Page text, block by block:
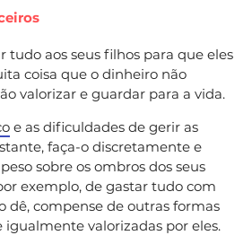
tudo aos seus filhos para que eles
coisa que o dinheiro não
valorizar e guardar para a vida.
e as dificuldades de gerir as
faça-o discretamente e
sobre os ombros dos seus
exemplo, de gastar tudo com
dê, compense de outras formas
igualmente valorizadas por eles.